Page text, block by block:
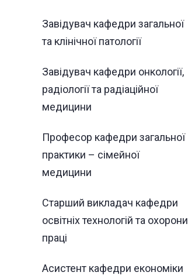
Завідувач кафедри загальної
та клінічної патології
Завідувач кафедри онкології,
радіології та радіаційної
медицини
Професор кафедри загальної
практики – сімейної
медицини
Старший викладач кафедри
освітніх технологій та охорони
праці
Асистент кафедри економіки